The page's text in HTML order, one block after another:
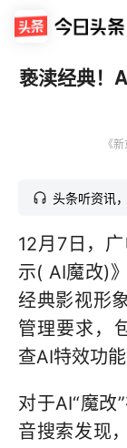
亵渎经典！
《
头条听资讯
12月7日，
示( AI魔改)
经典影视形
管理要求，
查AI特效功能
对于AI“魔改
音搜索发现